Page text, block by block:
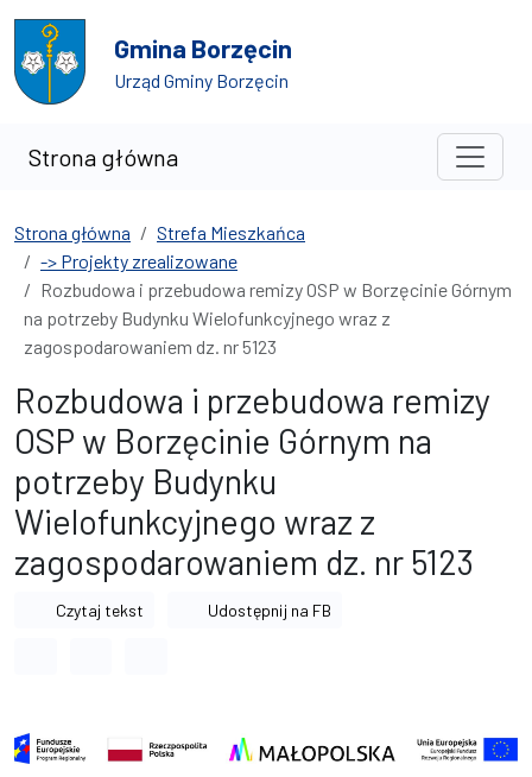
Przejdź do treści
Przejdź do wyszukiwarki
Gmina Borzęcin
Urząd Gminy Borzęcin
Strona główna
Strona główna
Strefa Mieszkańca
-> Projekty zrealizowane
Rozbudowa i przebudowa remizy OSP w Borzęcinie Górnym
na potrzeby Budynku Wielofunkcyjnego wraz z
zagospodarowaniem dz. nr 5123
Rozbudowa i przebudowa remizy
OSP w Borzęcinie Górnym na
potrzeby Budynku
Wielofunkcyjnego wraz z
zagospodarowaniem dz. nr 5123
Czytaj tekst Udostępnij na FB